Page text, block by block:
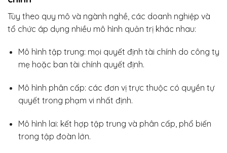
Tùy theo quy mô và ngành nghề, các doanh nghiệp và
tổ chức áp dụng nhiều mô hình quản trị khác nhau:
Mô hình tập trung: mọi quyết định tài chính do công ty
mẹ hoặc ban tài chính quyết định.
Mô hình phân cấp: các đơn vị trực thuộc có quyền tự
quyết trong phạm vi nhất định.
Mô hình lai: kết hợp tập trung và phân cấp, phổ biến
trong tập đoàn lớn.